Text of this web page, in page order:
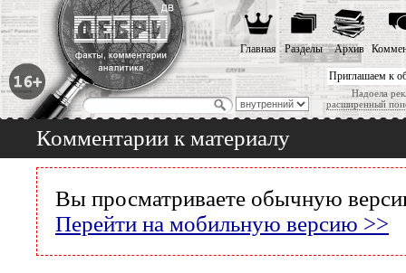
Приглашаем к
Надоела
расширенный
Главная Разделы Архив
Комментарии к материалу
Вы просматриваете обычную
Перейти на мобильную версию >>